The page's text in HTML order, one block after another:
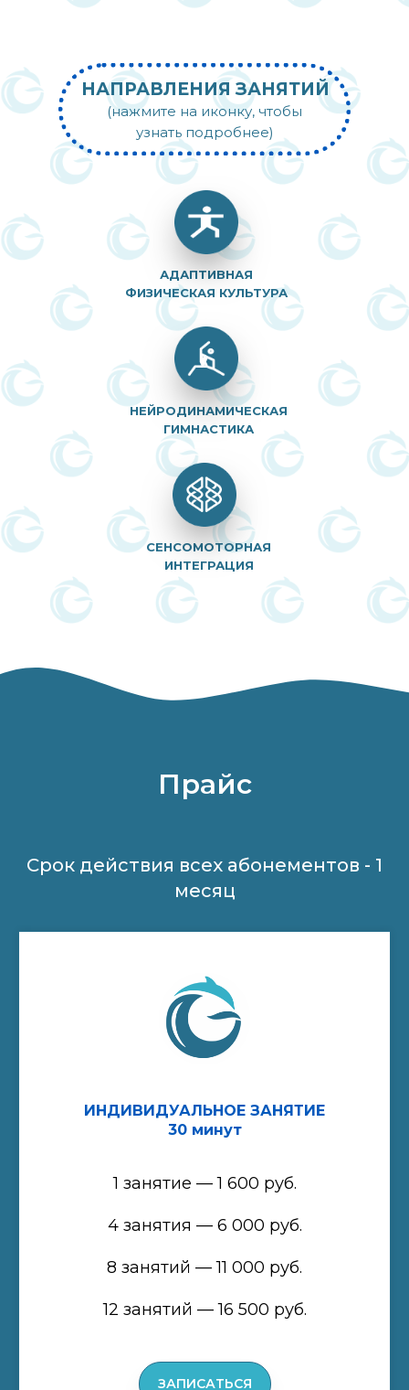
НАПРАВЛЕНИЯ ЗАНЯТИЙ
(нажмите на иконку, чтобы
узнать подробнее)
СЕНСОМОТОРНАЯ
ИНТЕГРАЦИЯ
АДАПТИВНАЯ
ФИЗИЧЕСКАЯ КУЛЬТУРА
НЕЙРОДИНАМИЧЕСКАЯ
ГИМНАСТИКА
Прайс
Срок действия всех абонементов - 1
месяц
ИНДИВИДУАЛЬНОЕ ЗАНЯТИЕ
30 минут
1 занятие — 1 600 руб.
4 занятия — 6 000 руб.
8 занятий — 11 000 руб.
12 занятий — 16 500 руб.
ЗАПИСАТЬСЯ